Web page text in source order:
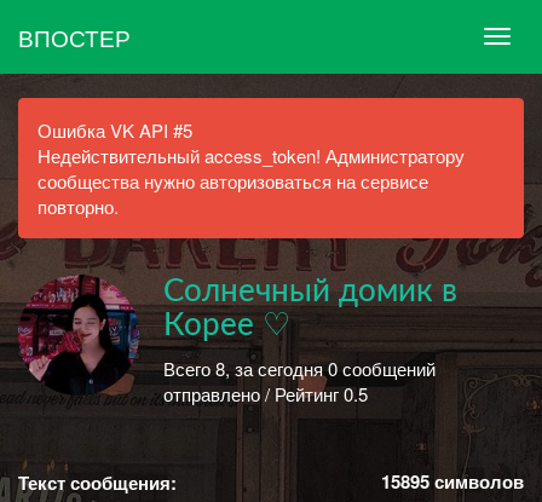
ВПОСТЕР
Ошибка VK API #5
Недействительный access_token! Администратору
сообщества нужно авторизоваться на сервисе
повторно.
Солнечный домик в
Корее ♡
Всего 8, за сегодня 0 сообщений
отправлено / Рейтинг 0.5
Текст сообщения: 15895символов